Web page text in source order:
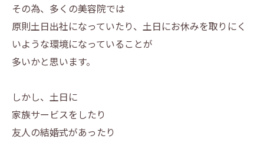
その為、多くの美容院では
原則土日出社になっていたり、土日にお休みを取りにく
いような環境になっていることが
多いかと思います。
しかし、土日に
家族サービスをしたり
友人の結婚式があったり